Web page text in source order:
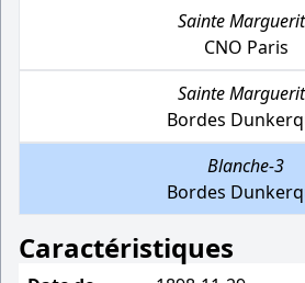
Sainte
CNO Paris
Sainte
Bordes
Blanche-3
Bordes
Caractéristiques